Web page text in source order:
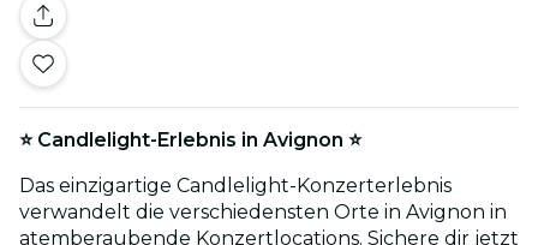
⭐ Candlelight-Erlebnis in Avignon ⭐
Das einzigartige Candlelight-Konzerterlebnis
verwandelt die verschiedensten Orte in Avignon in
atemberaubende Konzertlocations. Sichere dir jetzt